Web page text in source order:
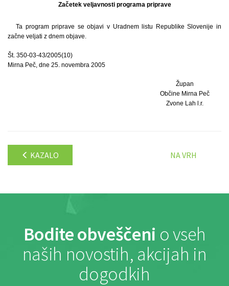
Začetek veljavnosti programa priprave
Ta program priprave se objavi v Uradnem listu Republike Slovenije in
začne veljati z dnem objave.
Št. 350-03-43/2005(10)
Mirna Peč, dne 25. novembra 2005
Župan
Občine Mirna Peč
Zvone Lah l.r.
KAZALO NA VRH
Bodite obveščeni o vseh
naših novostih, akcijah in
dogodkih